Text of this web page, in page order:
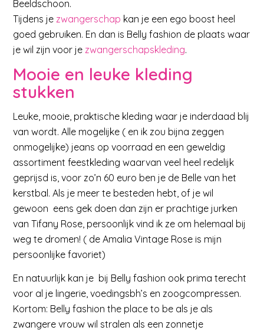
Beeldschoon.
Tijdens jezwangerschap kan je een ego boost heel
goed gebruiken. En dan is Belly fashion de plaats waar
je wil zijn voor jezwangerschapskleding.
Mooie en leuke kleding
stukken
Leuke, mooie, praktische kleding waar je inderdaad blij
van wordt. Alle mogelijke ( en ik zou bijna zeggen
onmogelijke) jeans op voorraad en een geweldig
assortiment feestkleding waarvan veel heel redelijk
geprijsd is, voor zo’n 60 euro ben je de Belle van het
kerstbal. Als je meer te besteden hebt, of je wil
gewoon eens gek doen dan zijn er prachtige jurken
van Tifany Rose, persoonlijk vind ik ze om helemaal bij
weg te dromen! ( de Amalia Vintage Rose is mijn
persoonlijke favoriet)
En natuurlijk kan je bij Belly fashion ook prima terecht
voor al je lingerie, voedingsbh’s en zoogcompressen.
Kortom: Belly fashion the place to be als je als
zwangere vrouw wil stralen als een zonnetje